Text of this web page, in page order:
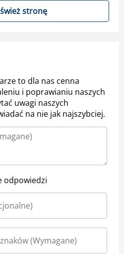
stronę
to dla nas cenna
i poprawianiu naszych
uwagi naszych
na nie jak najszybciej.
odpowiedzi